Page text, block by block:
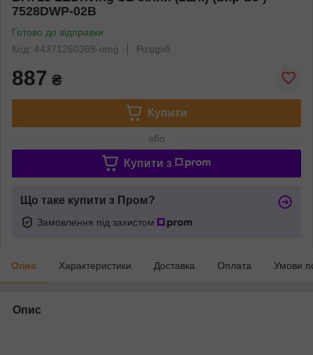
7528DWP-02B
Готово до відправки
Код: 44371260369-omg
Роздріб
887 ₴
Купити
або
Купити з
Що таке купити з Пром?
Замовлення під захистом
Опис Характеристики Доставка Оплата Умови
Опис